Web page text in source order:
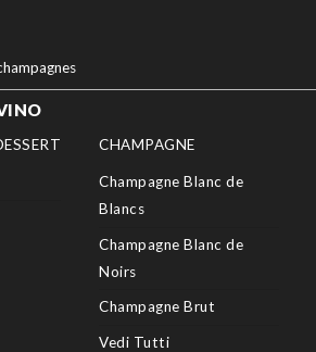
CHAMPAGNE
Champagne Blanc de
Blancs
Champagne Blanc de
Noirs
Champagne Brut
Vedi Tutti